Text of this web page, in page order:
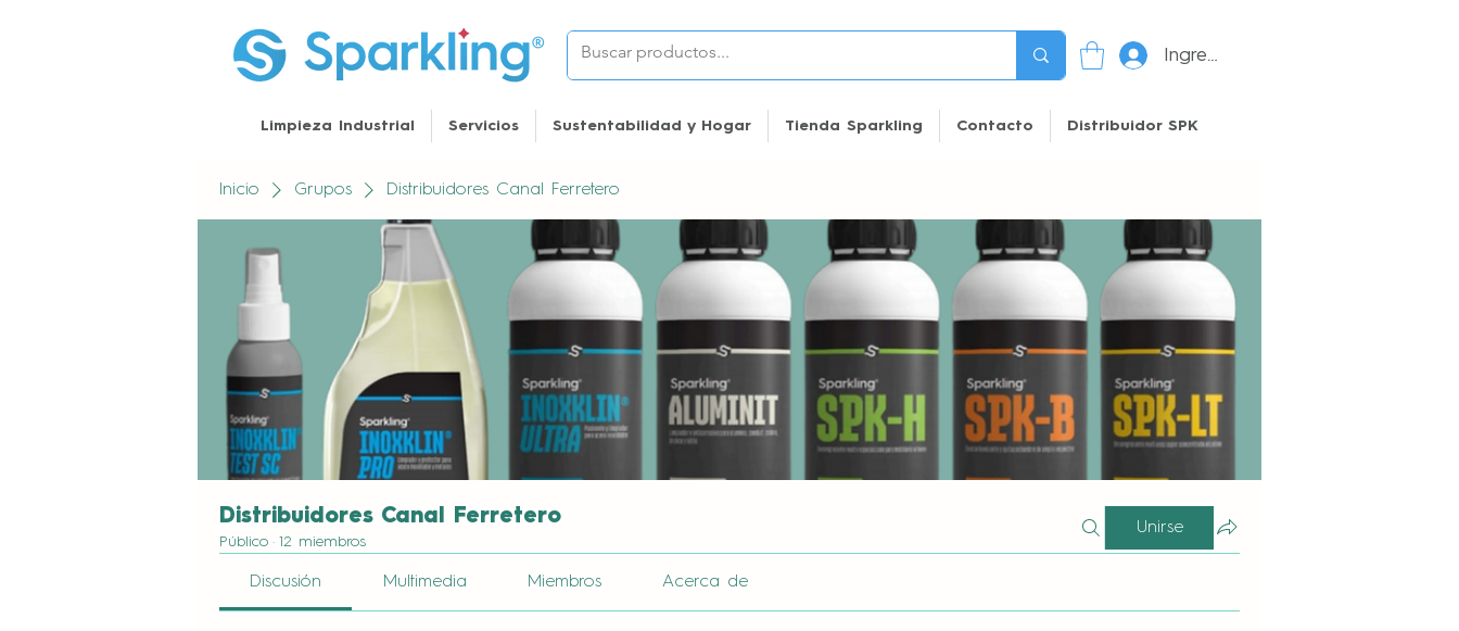
Ingresar
Limpieza Industrial Servicios Sustentabilidad y Hogar Tienda Sparkling Contacto Distribuidor SPK
Inicio Grupos Distribuidores Canal Ferretero
Distribuidores Canal Ferretero
Público · 12 miembros
Unirse
Discusión Multimedia Miembros Acerca de